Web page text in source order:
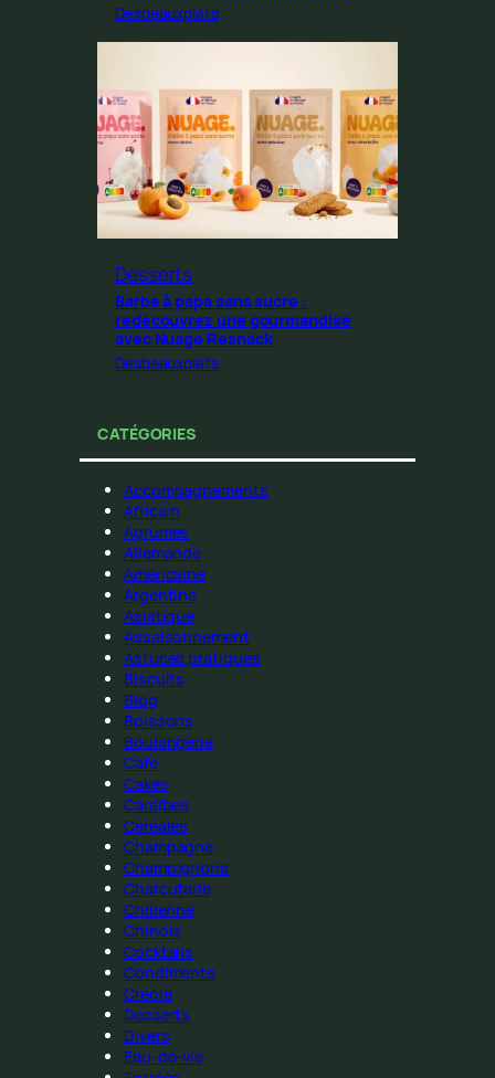
Desbeauxplats
Desserts
Barbe à papa sans sucre :
redécouvrez une gourmandise
avec Nuage Resnack
Desbeauxplats
CATÉGORIES
Accompagnements
Africain
Agrumes
Allemande
Américaine
Argentine
Asiatique
Assaisonnement
Astuces pratiques
Biscuits
Blog
Boissons
Boulangerie
Café
Cakes
Caraïbes
Céréales
Champagne
Champignons
Charcuterie
Chilienne
Chinois
Cocktails
Condiments
Créole
Desserts
Divers
Eau-de-vie